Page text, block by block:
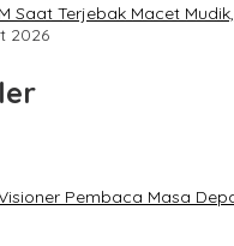
Saat Terjebak Macet
2026
Pembaca Masa